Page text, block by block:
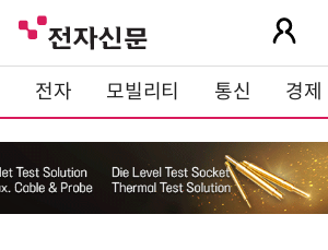
전자 모빌리티 통신 경제